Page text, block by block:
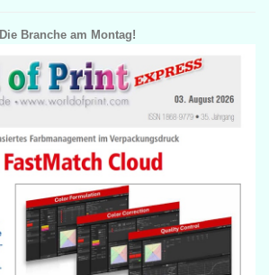
Die Branche am Montag!